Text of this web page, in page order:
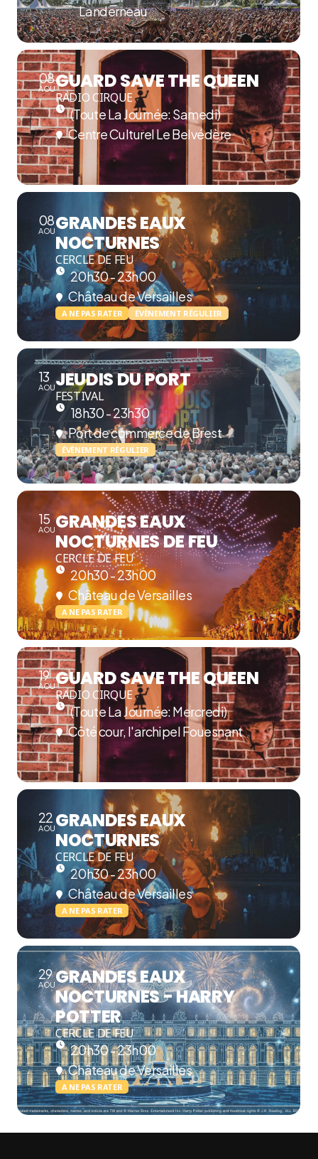
Landerneau
08
AOUGUARD SAVE THE QUEEN
RADIO CIRQUE
(Toute La Journée: Samedi)
Centre Culturel Le Belvédère
08
AOUGRANDES EAUX
NOCTURNES
CERCLE DE FEU
20h30 - 23h00
Château de Versailles
A NE PAS RATER ÉVÈNEMENT RÉGULIER
13
AOUJEUDIS DU PORT
FESTIVAL
18h30 - 23h30
Port de commerce de Brest
ÉVÈNEMENT RÉGULIER
15
AOUGRANDES EAUX
NOCTURNES DE FEU
CERCLE DE FEU
20h30 - 23h00
Château de Versailles
A NE PAS RATER
19
AOUGUARD SAVE THE QUEEN
RADIO CIRQUE
(Toute La Journée: Mercredi)
Côté cour, l'archipel Fouesnant
22
AOUGRANDES EAUX
NOCTURNES
CERCLE DE FEU
20h30 - 23h00
Château de Versailles
A NE PAS RATER
29
AOUGRANDES EAUX
NOCTURNES - HARRY
POTTER
CERCLE DE FEU
20h30 - 23h00
Château de Versailles
A NE PAS RATER